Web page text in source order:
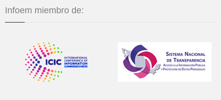
Infoem miembro de: